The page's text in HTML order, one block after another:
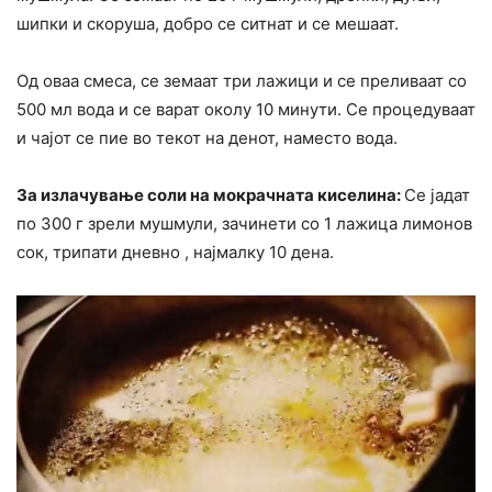
шипки и скоруша, добро се ситнат и се мешаат.
Од оваа смеса, се земаат три лажици и се преливаат со
500 мл вода и се варат околу 10 минути. Се процедуваат
и чајот се пие во текот на денот, наместо вода.
За излачување соли на мокрачната киселина: Се јадат
по 300 г зрели мушмули, зачинети со 1 лажица лимонов
сок, трипати дневно , најмалку 10 дена.